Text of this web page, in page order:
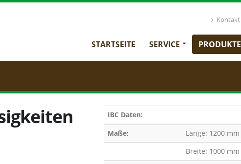
Kontakt
STARTSEITE SERVICE PRODUKTE
IBC Daten:
Maße:
Länge: 1200 mm
Breite: 1000 mm